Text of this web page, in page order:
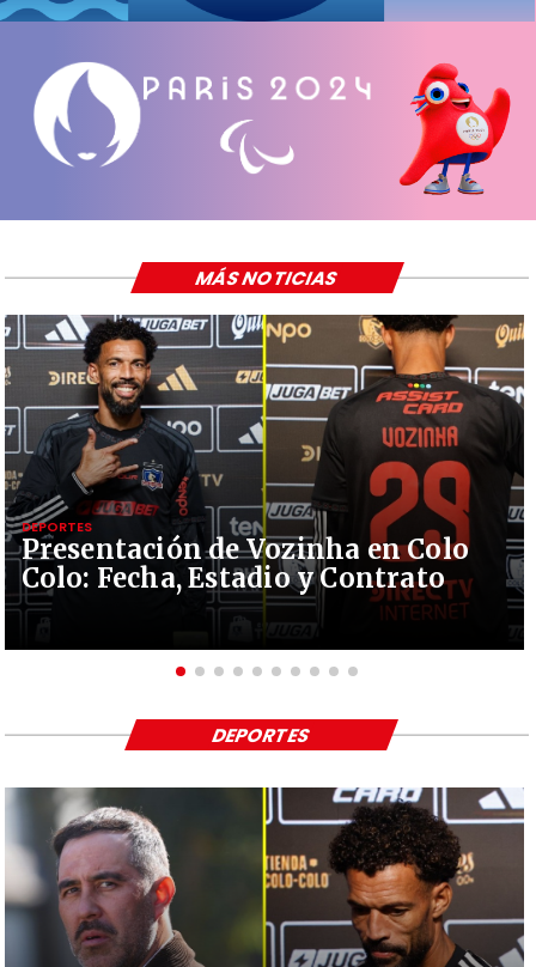
Presentación de Vozinha en Colo
Colo: Fecha, Estadio y Contrato
DEPORTES
MÁS NOTICIAS
DEPORTES